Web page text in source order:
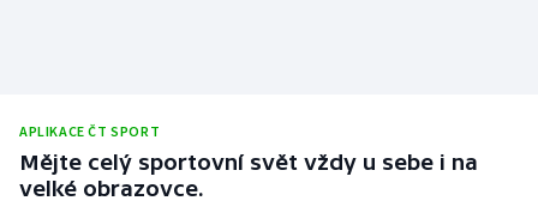
APLIKACE ČT SPORT
Mějte celý sportovní svět vždy u sebe i na
velké obrazovce.